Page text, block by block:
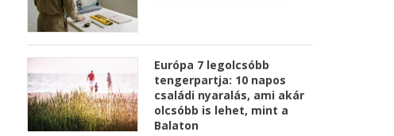
Európa 7 legolcsóbb
tengerpartja: 10 napos
családi nyaralás, ami akár
olcsóbb is lehet, mint a
Balaton